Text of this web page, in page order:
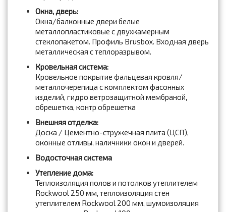
Окна, дверь:
Окна/балконные двери белые
металлопластиковые с двухкамерным
стеклопакетом. Профиль Brusbox. Входная дверь
металлическая с теплоразрывом.
Кровельная система:
Кровельное покрытие фальцевая кровля/
металлочерепица с комплектом фасонных
изделий, гидро ветрозащитной мембраной,
обрешетка, контр обрешетка
Внешняя отделка:
Доска / Цементно-стружечная плита (ЦСП),
оконные отливы, наличники окон и дверей.
Водосточная система
Утепление дома:
Теплоизоляция полов и потолков утеплителем
Rockwool 250 мм, теплоизоляция стен
утеплителем Rockwool 200 мм, шумоизоляция